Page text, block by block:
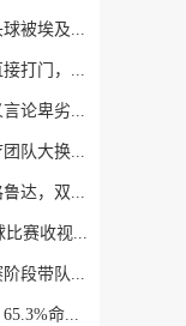
这没进！第28分钟，麦卡近距离头球被埃及门将扑出
就差一点！梅西主罚超远任意球直接打门，皮球击中立柱滚出底线
联合国官员声援姆巴佩：种族主义言论卑劣，这种现象广泛存在
应对伤病！邮报：阿森纳进行医疗团队大换血，挖角专家、短跑名将
记者：莱比锡将签下布莱顿中场格鲁达，双方达成口头协议
官方:美国vs波黑刷新美国历史足球比赛收视纪录 vs比利时仍待统计
10场胜利！德尚成为世界杯淘汰赛阶段带队获胜次数最多的主教练
本届世界杯49粒点球仅罚进32球，65.3%命中率是有统计以来最低